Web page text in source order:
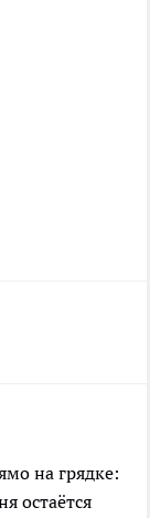
на грядке:
остаётся